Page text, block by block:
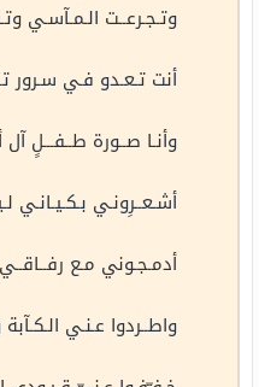
وتـجـرعــت الـمـآسـي
أنت تـعـدو فـي سـرور
وأنـا صــورة طــفـــلٍ آل
أشـعــرِونـي
أدمـجـوني مـع
واطــردوا عـنـي الـكـآبة